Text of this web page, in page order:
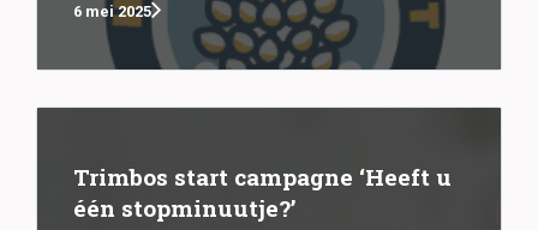
6 mei 2025
Trimbos start campagne ‘Heeft u
één stopminuutje?’